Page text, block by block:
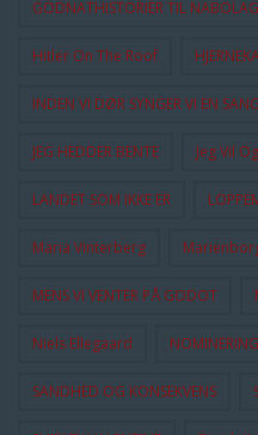
GODNATHISTORIER TIL
Hitler On The Roof
INDEN VI DØR SYNGER VI EN SANG
JEG HEDDER BENTE Jeg Vil
LANDET SOM IKKE ER
Maria Vinterberg
MENS VI VENTER PÅ GODOT
Niels Ellegaard
SANDHED OG KONSEKVENS